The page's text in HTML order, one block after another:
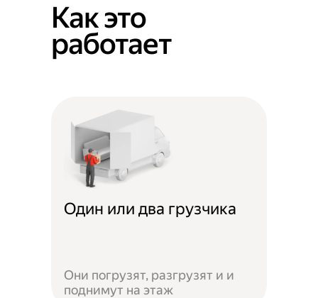
Как это
работает
Один или два грузчика
Они погрузят, разгрузят и и
поднимут на этаж